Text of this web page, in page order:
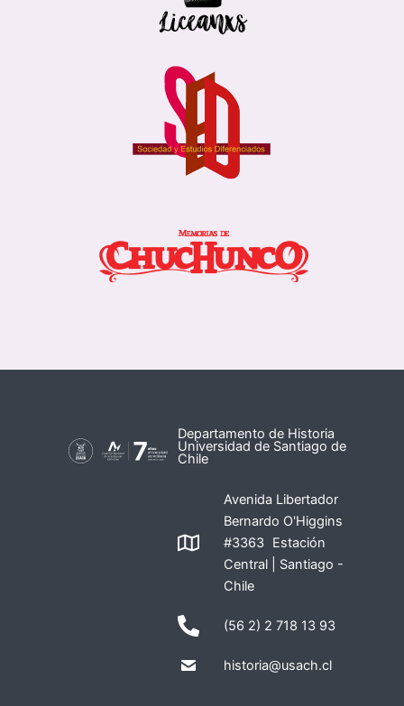
Departamento de Historia
Universidad de Santiago de
Chile
Avenida Libertador
Bernardo O'Higgins
#3363 Estación
Central | Santiago -
Chile
(56 2) 2 718 13 93
historia@usach.cl